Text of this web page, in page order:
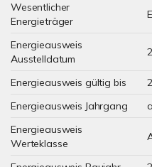
Wesentlicher
Energieträger
Energieausweis
Ausstelldatum
Energieausweis gültig bis
Energieausweis Jahrgang
Energieausweis
Werteklasse